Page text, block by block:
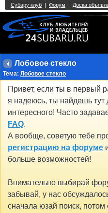
Лобовое стекло
Тема: Лобовое стекло
Привет, если ты в первый
я надеюсь, ты найдешь тут
интересного! Часто
FAQ.
А вообще, советую тебе
регистрацию на форуме
больше возможностей!
Внимательно выбирай
забывай, у нас
сначала юзай поиск,
Single Sign On
2 3 4 5 6 7 8 9 10 11 12 13
27 28 29 30 31 32 33